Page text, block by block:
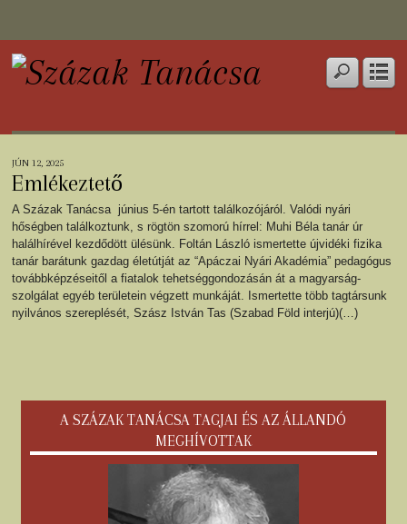
JÚN 12, 2025
Emlékeztető
A Százak Tanácsa június 5-én tartott találkozójáról. Valódi nyári
hőségben találkoztunk, s rögtön szomorú hírrel: Muhi Béla tanár úr
halálhírével kezdődött ülésünk. Foltán László ismertette újvidéki fizika
tanár barátunk gazdag életútját az “Apáczai Nyári Akadémia” pedagógus
továbbképzéseitől a fiatalok tehetséggondozásán át a magyarság-
szolgálat egyéb területein végzett munkáját. Ismertette több tagtársunk
nyilvános szereplését, Szász István Tas (Szabad Föld interjú)(…)
A SZÁZAK TANÁCSA TAGJAI ÉS AZ ÁLLANDÓ
MEGHÍVOTTAK